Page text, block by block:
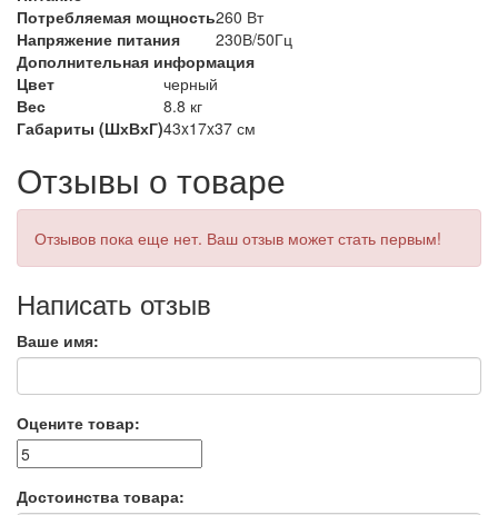
Потребляемая мощность260 Вт
Напряжение питания
230В/50Гц
Дополнительная информация
Цвет
черный
Вес
8.8 кг
Габариты (ШхВхГ)43x17x37 см
Отзывы о товаре
Отзывов пока еще нет. Ваш отзыв может стать первым!
Написать отзыв
Ваше имя:
Оцените товар:
Достоинства товара: